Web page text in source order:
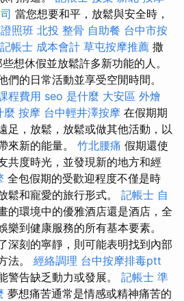
當您想要和平，放鬆與安全時，
照班 北投 整骨 自助餐 台中市按
記帳士 成本會計 草屯按摩推薦 撒
想休假並放鬆許多新功能的人。
們的日常活動並享受空閒時間。
程費用 seo 是什麼 大安區 外燴
麼 按摩 台中輕井澤按摩 在假期期
足，放鬆，放鬆或做其他活動，以
來新的能量。 竹北腰痛 假期還使
共度時光，並發現新的地方和經
全包假期的受歡迎程度不僅是時
鬆和寵愛的旅行形式。 記帳士 自
的環境中的優雅酒店還是酒店，全
樂到健康服務的所有基本要素。
深刻的寧靜，則可能表明找到內部
法。 經絡調理 台中按摩排毒ptt
警告缺乏動力或發展。 記帳士 準
夢想痛苦通常是情感或精神痛苦的